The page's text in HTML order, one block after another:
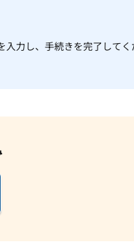
力し、手続きを完了してく